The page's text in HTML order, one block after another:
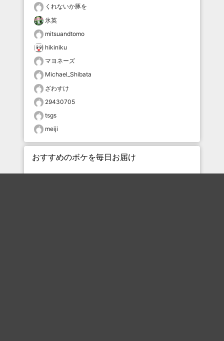
くれないか豚を
氷英
mitsuandtomo
hikiniku
マヨネーズ
Michael_Shibata
ざわすけ
29430705
tsgs
meiji
おすすめのボケを毎日お届け